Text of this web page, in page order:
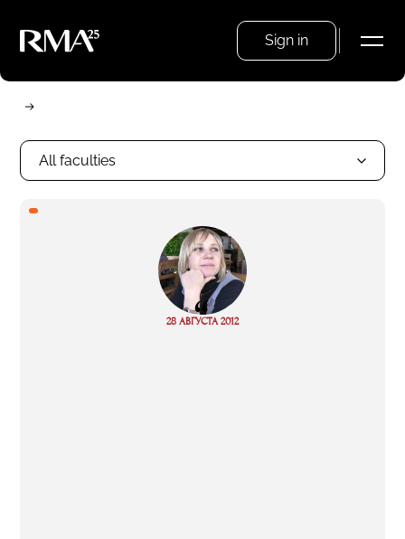
Sign in
All faculties
“
28 АВГУСТА 2012
Read